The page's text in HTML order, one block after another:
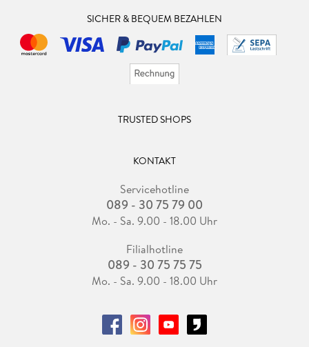
SICHER & BEQUEM BEZAHLEN
TRUSTED SHOPS
KONTAKT
Servicehotline
089 - 30 75 79 00
Mo. - Sa. 9.00 - 18.00 Uhr
Filialhotline
089 - 30 75 75 75
Mo. - Sa. 9.00 - 18.00 Uhr